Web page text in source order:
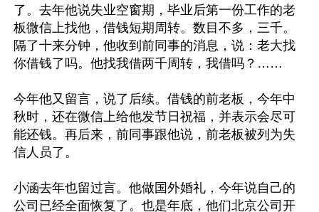
了。去年他说失业空窗期，毕业后第一份工作的老
板微信上找他，借钱短期周转。数目不多，三千。
隔了十来分钟，他收到前同事的消息，说：老大找
你借钱了吗。他找我借两千周转，我借吗？……
今年他又留言，说了后续。借钱的前老板，今年中
秋时，还在微信上给他发节日祝福，并表示会尽可
能还钱。再后来，前同事跟他说，前老板被列为失
信人员了。
小涵去年也留过言。他做国外婚礼，今年说自己的
公司已经全面恢复了。也是年底，他们北京公司开